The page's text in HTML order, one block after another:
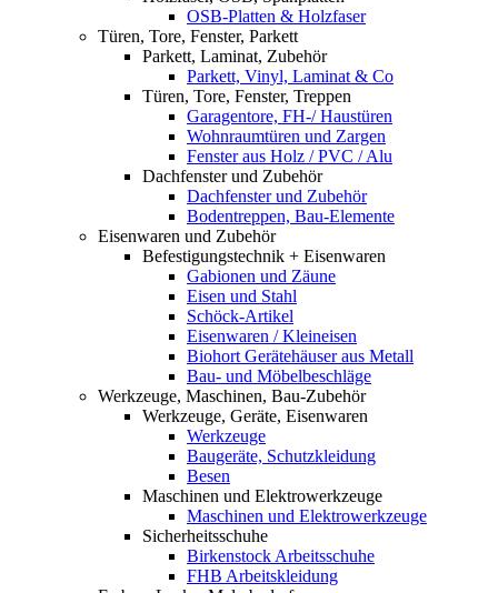
OSB-Platten & Holzfaser
Türen, Tore, Fenster, Parkett
Parkett, Laminat, Zubehör
Parkett, Vinyl, Laminat & Co
Türen, Tore, Fenster, Treppen
Garagentore, FH-/ Haustüren
Wohnraumtüren und Zargen
Fenster aus Holz / PVC / Alu
Dachfenster und Zubehör
Dachfenster und Zubehör
Bodentreppen, Bau-Elemente
Eisenwaren und Zubehör
Befestigungstechnik + Eisenwaren
Gabionen und Zäune
Eisen und Stahl
Schöck-Artikel
Eisenwaren / Kleineisen
Biohort Gerätehäuser aus Metall
Bau- und Möbelbeschläge
Werkzeuge, Maschinen, Bau-Zubehör
Werkzeuge, Geräte, Eisenwaren
Werkzeuge
Baugeräte, Schutzkleidung
Besen
Maschinen und Elektrowerkzeuge
Maschinen und Elektrowerkzeuge
Sicherheitsschuhe
Birkenstock Arbeitsschuhe
FHB Arbeitskleidung